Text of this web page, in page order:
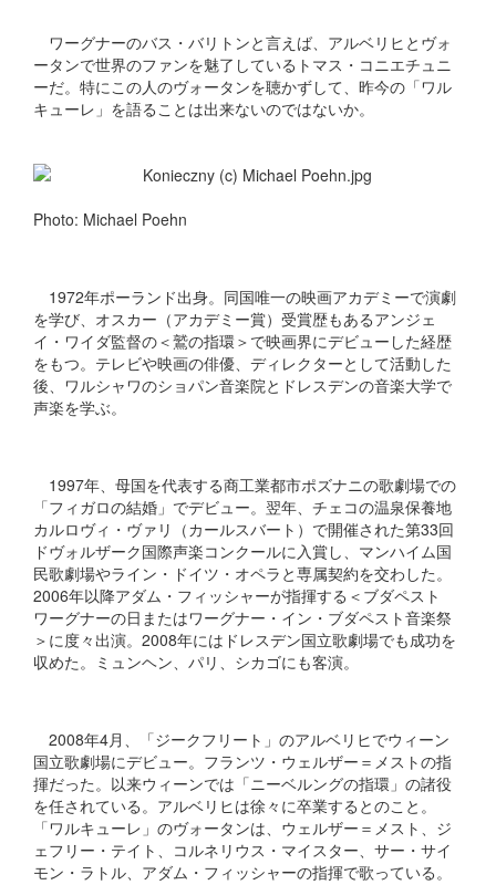
ワーグナーのバス・バリトンと言えば、アルベリヒとヴォ
ータンで世界のファンを魅了しているトマス・コニエチュニ
ーだ。特にこの人のヴォータンを聴かずして、昨今の「ワル
キューレ」を語ることは出来ないのではないか。
Photo: Michael Poehn
1972年ポーランド出身。同国唯一の映画アカデミーで演劇
を学び、オスカー（アカデミー賞）受賞歴もあるアンジェ
イ・ワイダ監督の＜鷲の指環＞で映画界にデビューした経歴
をもつ。テレビや映画の俳優、ディレクターとして活動した
後、ワルシャワのショパン音楽院とドレスデンの音楽大学で
声楽を学ぶ。
1997年、母国を代表する商工業都市ポズナニの歌劇場での
「フィガロの結婚」でデビュー。翌年、チェコの温泉保養地
カルロヴィ・ヴァリ（カールスバート）で開催された第33回
ドヴォルザーク国際声楽コンクールに入賞し、マンハイム国
民歌劇場やライン・ドイツ・オペラと専属契約を交わした。
2006年以降アダム・フィッシャーが指揮する＜ブダペスト
ワーグナーの日またはワーグナー・イン・ブダペスト音楽祭
＞に度々出演。2008年にはドレスデン国立歌劇場でも成功を
収めた。ミュンヘン、パリ、シカゴにも客演。
2008年4月、「ジークフリート」のアルベリヒでウィーン
国立歌劇場にデビュー。フランツ・ウェルザー＝メストの指
揮だった。以来ウィーンでは「ニーベルングの指環」の諸役
を任されている。アルベリヒは徐々に卒業するとのこと。
「ワルキューレ」のヴォータンは、ウェルザー＝メスト、ジ
ェフリー・テイト、コルネリウス・マイスター、サー・サイ
モン・ラトル、アダム・フィッシャーの指揮で歌っている。